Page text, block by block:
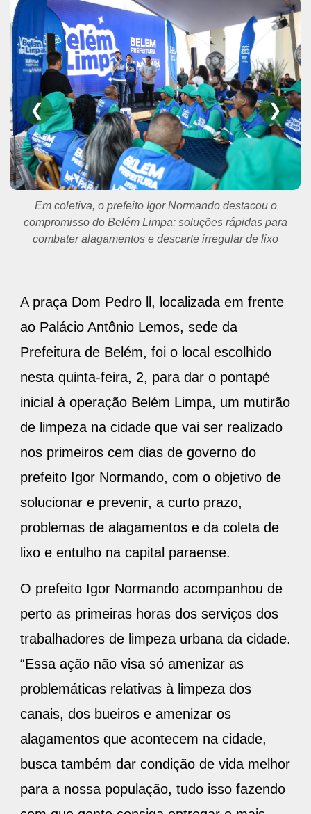
❮ ❯
Em coletiva, o prefeito Igor Normando destacou o
compromisso do Belém Limpa: soluções rápidas para
combater alagamentos e descarte irregular de lixo
A praça Dom Pedro ll, localizada em frente
ao Palácio Antônio Lemos, sede da
Prefeitura de Belém, foi o local escolhido
nesta quinta-feira, 2, para dar o pontapé
inicial à operação Belém Limpa, um mutirão
de limpeza na cidade que vai ser realizado
nos primeiros cem dias de governo do
prefeito Igor Normando, com o objetivo de
solucionar e prevenir, a curto prazo,
problemas de alagamentos e da coleta de
lixo e entulho na capital paraense.
O prefeito Igor Normando acompanhou de
perto as primeiras horas dos serviços dos
trabalhadores de limpeza urbana da cidade.
“Essa ação não visa só amenizar as
problemáticas relativas à limpeza dos
canais, dos bueiros e amenizar os
alagamentos que acontecem na cidade,
busca também dar condição de vida melhor
para a nossa população, tudo isso fazendo